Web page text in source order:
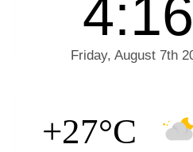
+27°C